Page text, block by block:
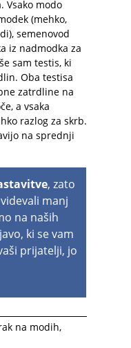
Vsako modo
(mehko,
semenovod
iz nadmodka za
sam testis, ki
Oba testisa
zatrdline na
a vsaka
razlog za skrb.
na sprednji
, zato
manj
na naših
ki se vam
prijatelji, jo
na modih,